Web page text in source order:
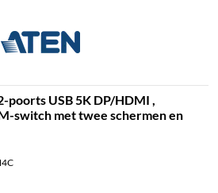
poorts USB 5K DP/HDMI ,
switch met twee schermen en